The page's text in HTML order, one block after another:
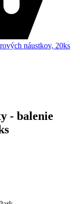
náustkov, 20ks
- balenie